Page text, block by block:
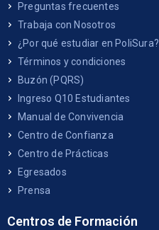
Preguntas frecuentes
Trabaja con Nosotros
¿Por qué estudiar en PoliSura?
Términos y condiciones
Buzón (PQRS)
Ingreso Q10 Estudiantes
Manual de Convivencia
Centro de Confianza
Centro de Prácticas
Egresados
Prensa
Centros de Formación